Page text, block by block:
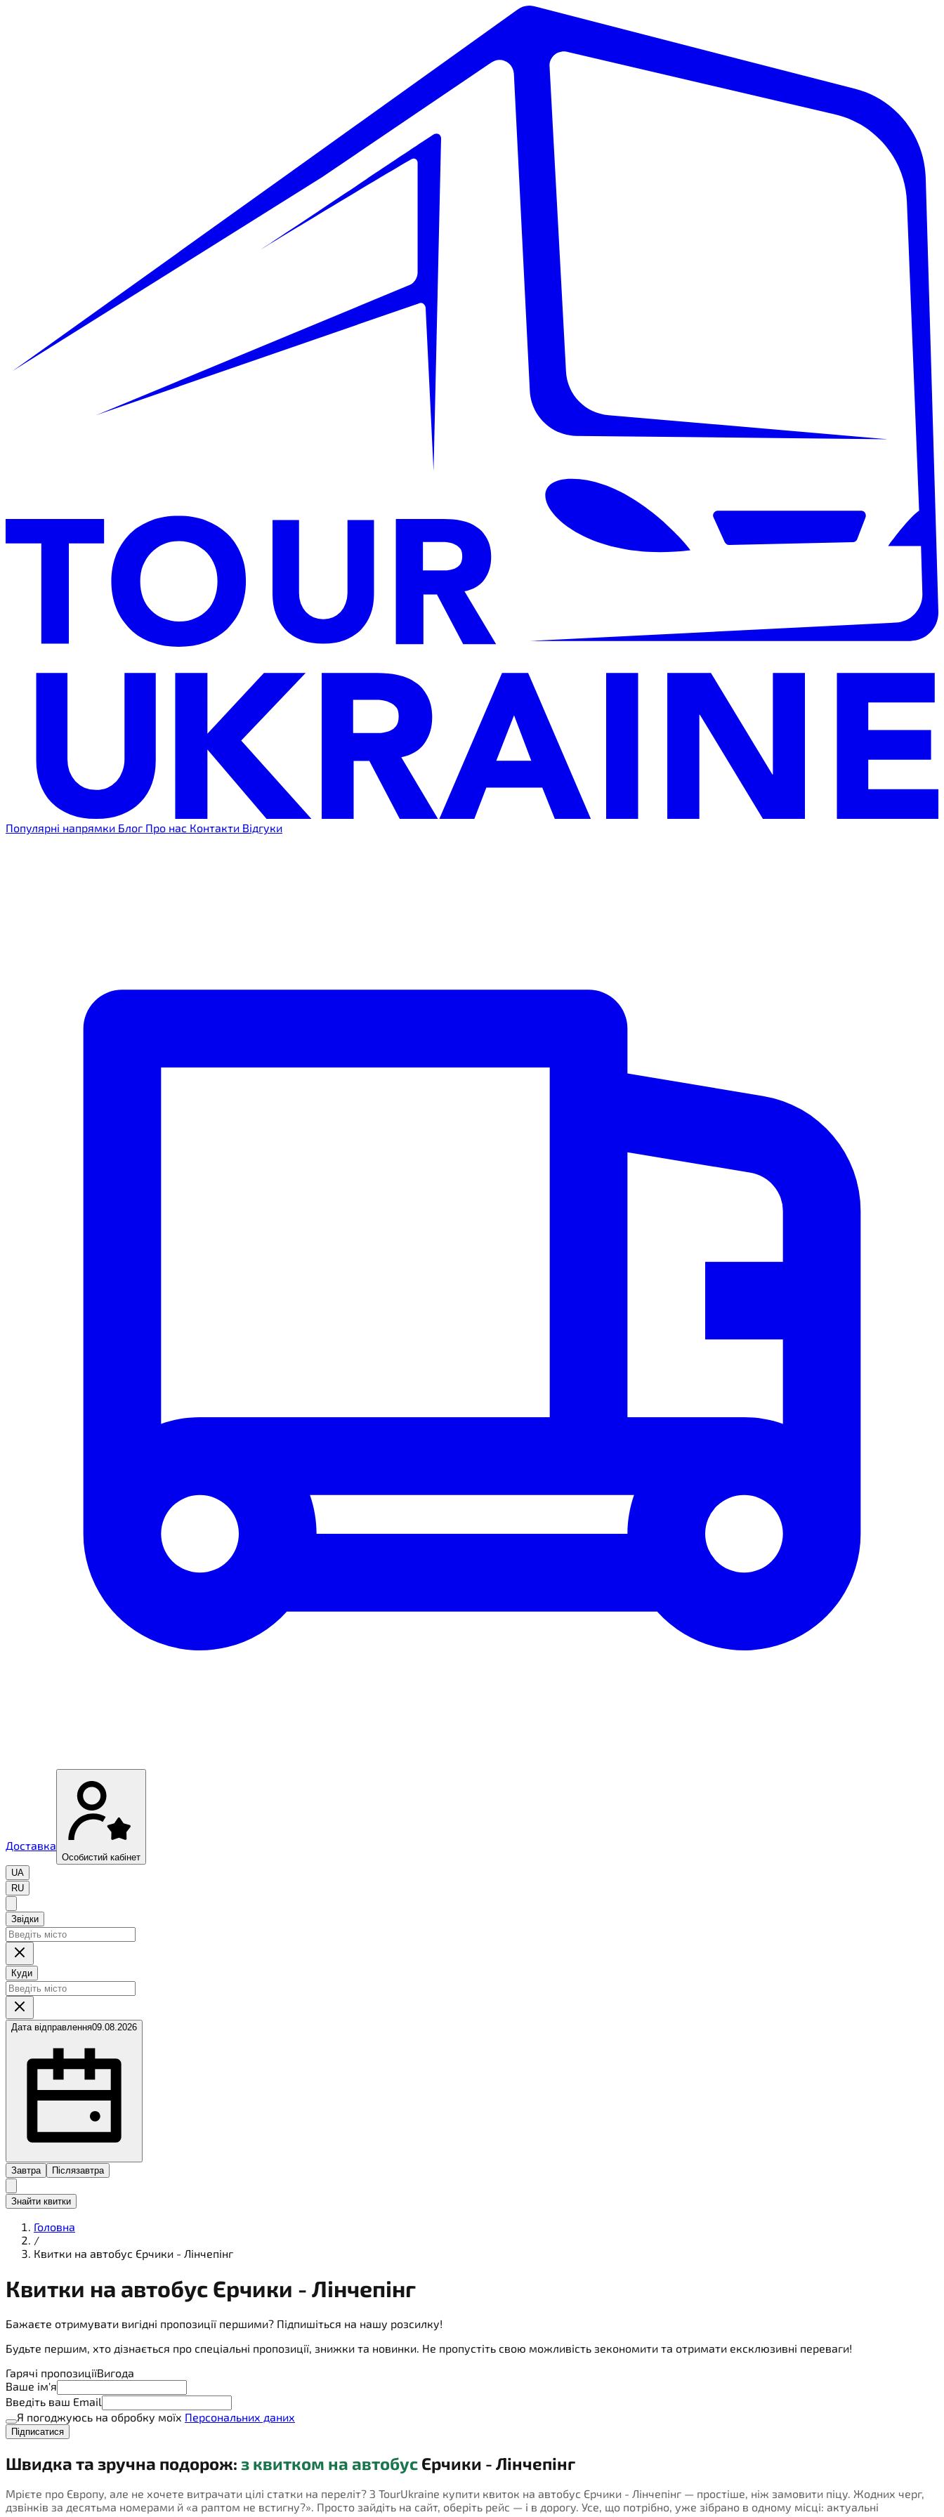
Популярні напрямки Блог Про нас Контакти Відгуки
Доставка
Особистий кабінет
UA
RU
Звідки
Куди
Дата відправлення09.08.2026
Завтра Післязавтра
Знайти квитки
Головна
/
Квитки на автобус Єрчики - Лінчепінг
Квитки на автобус Єрчики - Лінчепінг
Бажаєте отримувати вигідні пропозиції першими? Підпишіться на нашу розсилку!
Будьте першим, хто дізнається про спеціальні пропозиції, знижки та новинки. Не пропустіть свою можливість зекономити та отримати ексклюзивні переваги!
Гарячі пропозиціїВигода
Ваше ім'я
Введіть ваш Email
Я погоджуюсь на обробку моїх Персональних даних
Підписатися
Швидка та зручна подорож: з квитком на автобус Єрчики - Лінчепінг
Мрієте про Європу, але не хочете витрачати цілі статки на переліт? З TourUkraine купити квиток на автобус Єрчики - Лінчепінг — простіше, ніж замовити піцу. Жодних черг,
дзвінків за десятьма номерами й «а раптом не встигну?». Просто зайдіть на сайт, оберіть рейс — і в дорогу. Усе, що потрібно, уже зібрано в одному місці: актуальні